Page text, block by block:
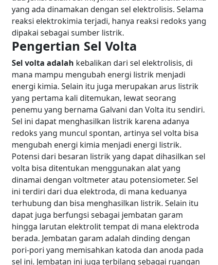
yang ada dinamakan dengan sel elektrolisis. Selama
reaksi elektrokimia terjadi, hanya reaksi redoks yang
dipakai sebagai sumber listrik.
Pengertian Sel Volta
Sel volta adalah kebalikan dari sel elektrolisis, di
mana mampu mengubah energi listrik menjadi
energi kimia. Selain itu juga merupakan arus listrik
yang pertama kali ditemukan, lewat seorang
penemu yang bernama Galvani dan Volta itu sendiri.
Sel ini dapat menghasilkan listrik karena adanya
redoks yang muncul spontan, artinya sel volta bisa
mengubah energi kimia menjadi energi listrik.
Potensi dari besaran listrik yang dapat dihasilkan sel
volta bisa ditentukan menggunakan alat yang
dinamai dengan voltmeter atau potensiometer. Sel
ini terdiri dari dua elektroda, di mana keduanya
terhubung dan bisa menghasilkan listrik. Selain itu
dapat juga berfungsi sebagai jembatan garam
hingga larutan elektrolit tempat di mana elektroda
berada. Jembatan garam adalah dinding dengan
pori-pori yang memisahkan katoda dan anoda pada
sel ini. Jembatan ini juga terbilang sebagai ruangan